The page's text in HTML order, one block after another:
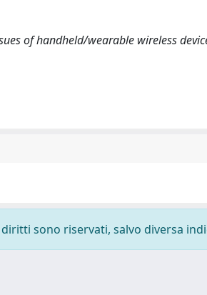
of handheld/wearable wireless
sono riservati, salvo diversa